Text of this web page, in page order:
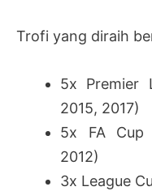
Trofi yang diraih
5x Premier
2015, 2017)
5x FA Cup
2012)
3x League